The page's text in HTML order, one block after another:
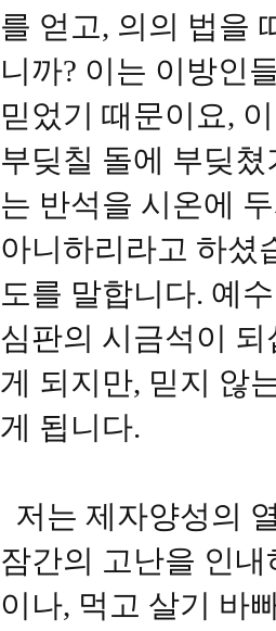
를 얻고, 의의 법을
니까? 이는 이방인
믿었기 때문이요,
부딪칠 돌에 부딪
는 반석을 시온에
아니하리라고 하셨
도를 말합니다. 예
심판의 시금석이
게 되지만, 믿지 않
게 됩니다.
저는 제자양성의
잠간의 고난을 인
이나, 먹고 살기 바